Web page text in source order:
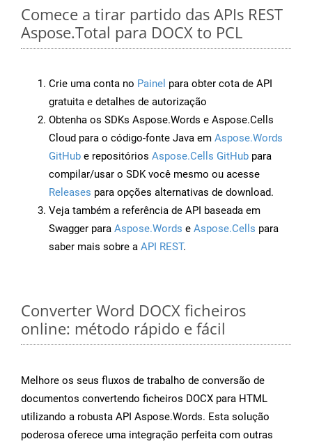
Comece a tirar partido das APIs REST
Aspose.Total para DOCX to PCL
Crie uma conta no Painel para obter cota de API
gratuita e detalhes de autorização
Obtenha os SDKs Aspose.Words e Aspose.Cells
Cloud para o código-fonte Java em Aspose.Words
GitHub e repositórios Aspose.Cells GitHub para
compilar/usar o SDK você mesmo ou acesse
Releases para opções alternativas de download.
Veja também a referência de API baseada em
Swagger para Aspose.Words e Aspose.Cells para
saber mais sobre a API REST.
Converter Word DOCX ficheiros
online: método rápido e fácil
Melhore os seus fluxos de trabalho de conversão de
documentos convertendo ficheiros DOCX para HTML
utilizando a robusta API Aspose.Words. Esta solução
poderosa oferece uma integração perfeita com outras